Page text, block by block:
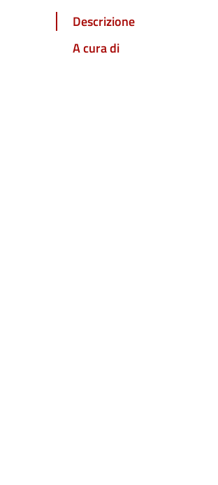
Descrizione
A cura di